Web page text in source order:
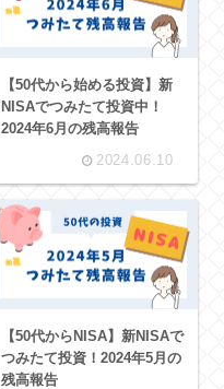
【50代から始める投資】新
NISAでつみたて投資中！
2024年6月の残高報告
2024.06.10
【50代からNISA】新NISAで
つみたて投資！2024年5月の
残高報告